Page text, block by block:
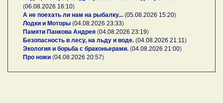
(06.08.2026 16:10)
А не поехать ли нам на рыбалку... (05.08.2026 15:20)
Лодки и Моторы (04.08.2026 23:33)
Памяти Панкова Андрея (04.08.2026 23:19)
Безопасность в лесу, на льду и воде. (04.08.2026 21:11 )
Экология и борьба с браконьерами. (04.08.2026 21:00)
Про ножи (04.08.2026 20:57)